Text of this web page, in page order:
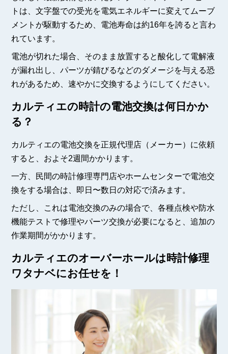
トは、文字盤での受光を電気エネルギーに変えてムーブ
メントが駆動するため、電池寿命は約16年を誇ると言わ
れています。
電池が切れた場合、そのまま放置すると酸化して電解液
が漏れ出し、パーツが錆びるなどのダメージを与える恐
れがあるため、速やかに交換するようにしてください。
カルティエの時計の電池交換は何日かか
る？
カルティエの電池交換を正規代理店（メーカー）に依頼
すると、およそ2週間かかります。
一方、民間の時計修理専門店やホームセンターで電池交
換をする場合は、即日〜数日の対応で済みます。
ただし、これは電池交換のみの場合で、各種点検や防水
機能テストで修理やパーツ交換が必要になると、追加の
作業期間がかかります。
カルティエのオーバーホールは時計修理
ワタナベにお任せを！